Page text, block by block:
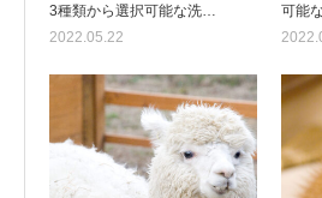
3種類から選択可能な洗…
2022.05.22
可能